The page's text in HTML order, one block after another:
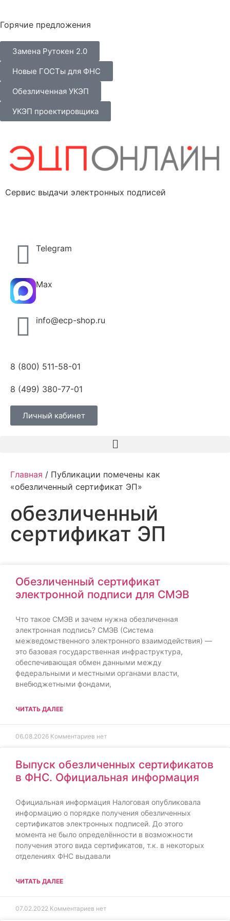
Горячие предложения
Замена Рутокен 2.0
Новые ГОСТы для ФНС
Обезличенная УКЭП
УКЭП проектировщика
Сервис выдачи электронных подписей
Telegram
Max
info@ecp-shop.ru
8 (800) 511-58-01
8 (499) 380-77-01
Личный кабинет
Главная / Публикации помечены как
«обезличенный сертификат ЭП»
обезличенный
сертификат ЭП
Обезличенный сертификат
электронной подписи для СМЭВ
Что такое СМЭВ и зачем нужна обезличенная
электронная подпись? СМЭВ (Система
межведомственного электронного взаимодействия) —
это базовая государственная инфраструктура,
обеспечивающая обмен данными между
федеральными и местными органами власти,
внебюджетными фондами,
ЧИТАТЬ ДАЛЕЕ
06.08.2026 Комментариев нет
Выпуск обезличенных сертификатов
в ФНС. Официальная информация
Официальная информация Налоговая опубликовала
информацию о порядке получения обезличенных
сертификатов электронных подписей. До этого
момента не было определённости в возможности
получения этого вида сертификатов, т.к. в некоторых
отделениях ФНС выдавали
ЧИТАТЬ ДАЛЕЕ
07.02.2022 Комментариев нет